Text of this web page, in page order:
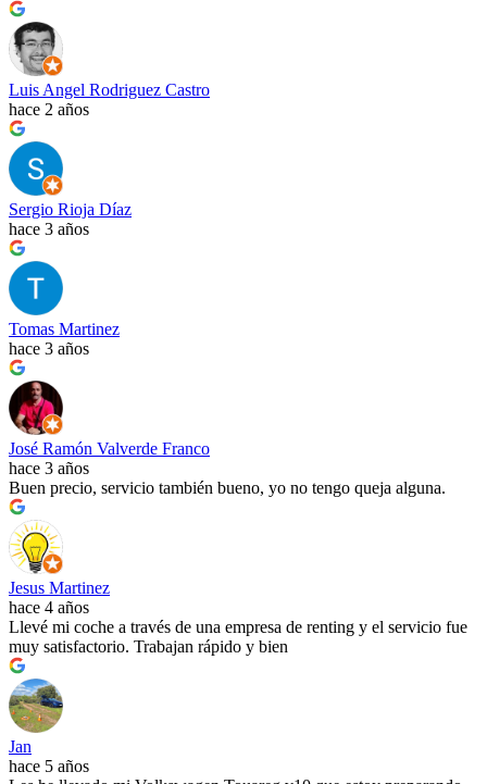
Luis Angel Rodriguez Castro
hace 2 años
Sergio Rioja Díaz
hace 3 años
Tomas Martinez
hace 3 años
José Ramón Valverde Franco
hace 3 años
Buen precio, servicio también bueno, yo no tengo queja alguna.
Jesus Martinez
hace 4 años
Llevé mi coche a través de una empresa de renting y el servicio fue
muy satisfactorio. Trabajan rápido y bien
Jan
hace 5 años